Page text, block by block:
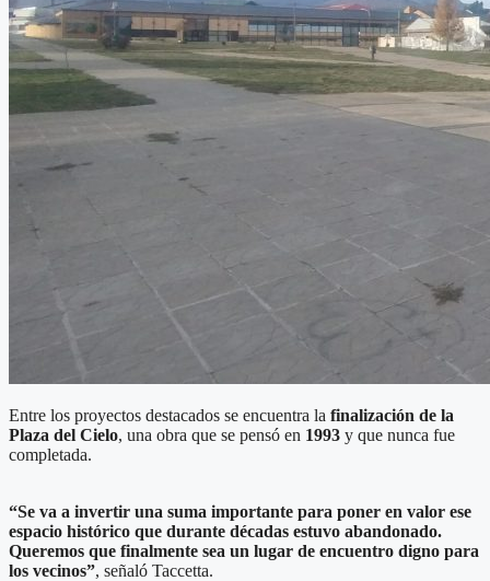
Entre los proyectos destacados se encuentra la finalización de la
Plaza del Cielo, una obra que se pensó en 1993 y que nunca fue
completada.
“Se va a invertir una suma importante para poner en valor ese
espacio histórico que durante décadas estuvo abandonado.
Queremos que finalmente sea un lugar de encuentro digno para
los vecinos”, señaló Taccetta.